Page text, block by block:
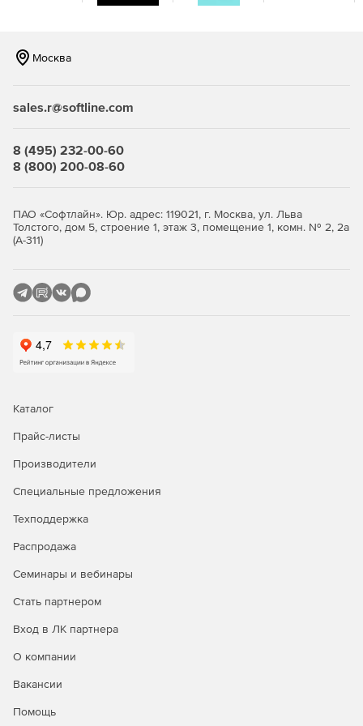
Выявление зависимости в базах данных разного типа
Создание единой диаграммы для баз данных со
Пользовательская настройка диаграмм: перемещение
объектов и изменение их цвета.
других программах (приложениях, презентациях и
текстовых документах).
последовательная очистка базы данных.
Москва
sales.r@softline.com
8 (495) 232-00-60
8 (800) 200-08-60
ПАО «Софтлайн». Юр. адрес: 119021, г. Москва, ул. Льва
Толстого, дом 5, строение 1, этаж 3, помещение 1, комн. № 2, 2а
(А-311)
Каталог
Прайс-листы
Производители
Специальные предложения
Техподдержка
Распродажа
Семинары и вебинары
Стать партнером
Вход в ЛК партнера
О компании
Вакансии
Помощь